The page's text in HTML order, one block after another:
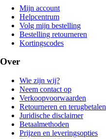
Mijn account
Helpcentrum
Volg mijn bestelling
Bestelling retourneren
Kortingscodes
Over
Wie zijn wij?
Neem contact op
Verkoopvoorwaarden
Retourneren en terugbetalen
Juridische disclaimer
Betaalmethoden
Prijzen en leveringsopties